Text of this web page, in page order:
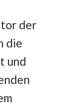
der
die
und